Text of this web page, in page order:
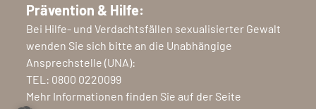
Prävention & Hilfe:
Bei Hilfe- und Verdachtsfällen sexualisierter Gewalt
wenden Sie sich bitte an die Unabhängige
Ansprechstelle (UNA):
TEL: 0800 0220099
Mehr Informationen finden Sie auf der Seite